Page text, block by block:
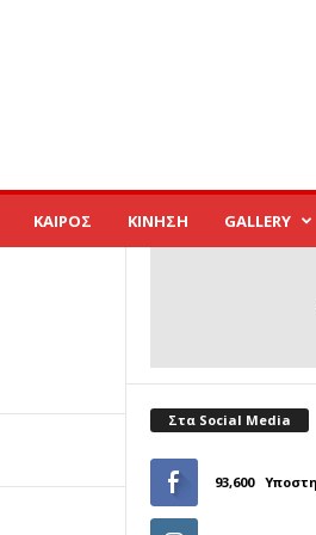
ΚΑΙΡΟΣ ΚΙΝΗΣΗ GALLERY
Στα Social Media
93,600